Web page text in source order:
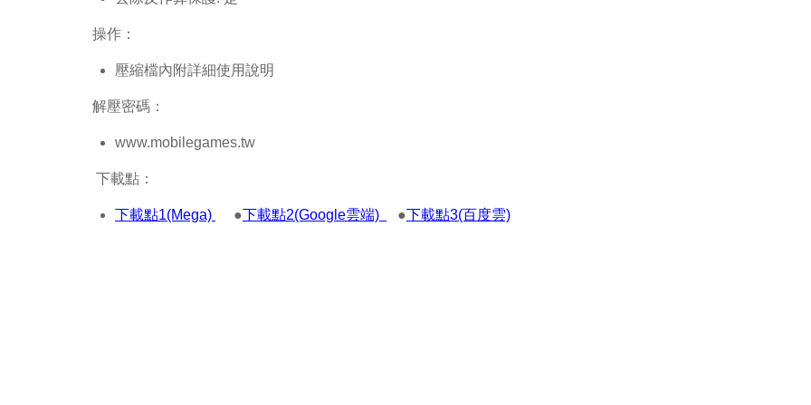
操作：
壓縮檔內附詳細使用說明
解壓密碼：
www.mobilegames.tw
下載點：
下載點1(Mega) ●下載點2(Google雲端) ●下載點3(百度雲)